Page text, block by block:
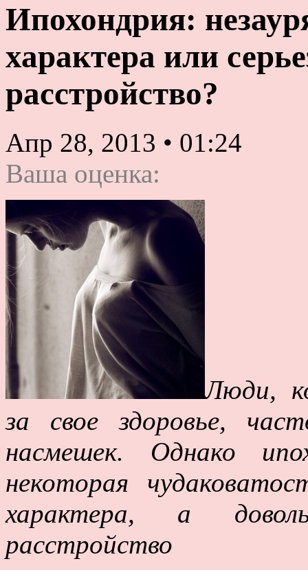
Ипохондрия:
характера или
расстройство?
Апр 28, 2013 • 01:24
Ваша оценка:
Люди,
за свое здоровье,
насмешек. Однако
некоторая
характера, а
расстройство